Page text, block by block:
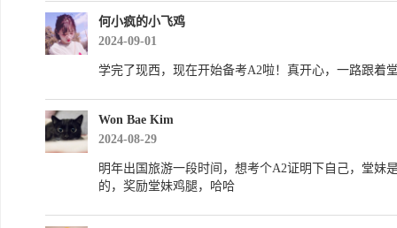
何小疯的小飞鸡
2024-09-01
学完了现西，现在开始备考A2啦！真开心，一路跟着
Won Bae Kim
2024-08-29
明年出国旅游一段时间，想考个A2证明下自己，堂妹
的，奖励堂妹鸡腿，哈哈